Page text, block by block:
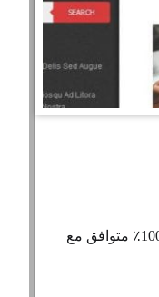
قالب ووردبريس مذكراتك اليومية هو 100٪ متوافق مع